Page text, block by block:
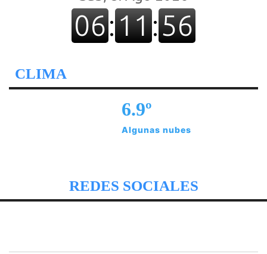
CLIMA
6.9º
Algunas nubes
REDES SOCIALES